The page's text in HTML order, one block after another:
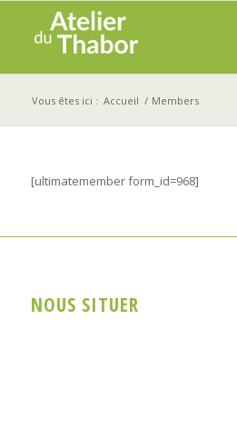
Vous êtes ici : Accueil / Members
[ultimatemember form_id=968]
NOUS SITUER